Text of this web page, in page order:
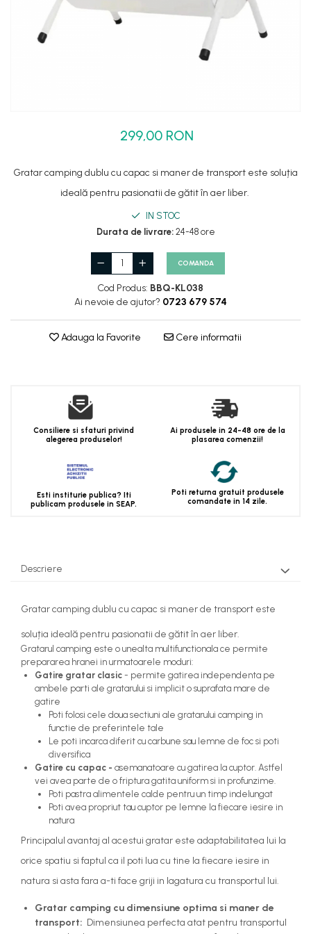
Set dus complet echipat
Suport prindere para dus
299,00 RON
Gratar camping dublu cu capac si maner de transport este soluția
ideală pentru pasionatii de gătit în aer liber.
IN STOC
Durata de livrare:24-48 ore
COMANDA
Cod Produs: BBQ-KL038
Ai nevoie de ajutor? 0723 679 574
Adauga la Favorite Cere informatii
Consiliere si sfaturi privind
alegerea produselor!
Ai produsele in 24-48 ore de la
plasarea comenzii!
Esti institurie publica? Iti
publicam produsele in SEAP.
Poti returna gratuit produsele
comandate in 14 zile.
Descriere
Gratar camping dublu cu capac si maner de transport este
soluția ideală pentru pasionatii de gătit în aer liber.
Gratarul camping este o unealta multifunctionala ce permite
prepararea hranei in urmatoarele moduri:
Gatire gratar clasic - permite gatirea independenta pe
ambele parti ale gratarului si implicit o suprafata mare de
gatire
Poti folosi cele doua sectiuni ale gratarului camping in
functie de preferintele tale
Le poti incarca diferit cu carbune sau lemne de foc si poti
diversifica
Gatire cu capac - asemanatoare cu gatirea la cuptor. Astfel
vei avea parte de o friptura gatita uniform si in profunzime.
Poti pastra alimentele calde pentru un timp indelungat
Poti avea propriut tau cuptor pe lemne la fiecare iesire in
natura
Principalul avantaj al acestui gratar este adaptabilitatea lui la
orice spatiu si faptul ca il poti lua cu tine la fiecare iesire in
natura si asta fara a-ti face griji in lagatura cu transportul lui.
Gratar camping cu dimensiune optima si maner de
transport: Dimensiunea perfecta atat pentru transportul